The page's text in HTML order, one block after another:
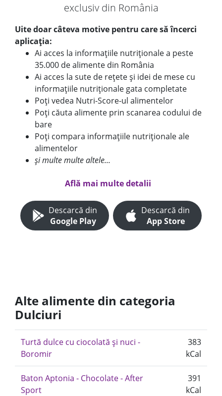
exclusiv din România
Uite doar câteva motive pentru care să încerci
aplicația:
Ai acces la informațiile nutriționale a peste
35.000 de alimente din România
Ai acces la sute de rețete și idei de mese cu
informațiile nutriționale gata completate
Poți vedea Nutri-Score-ul alimentelor
Poți căuta alimente prin scanarea codului de
bare
Poți compara informațiile nutriționale ale
alimentelor
și multe multe altele...
Află mai multe detalii
Descarcă din
Google Play
Descarcă din
App Store
Alte alimente din categoria
Dulciuri
Turtă dulce cu ciocolată și nuci -
Boromir
383
kCal
Baton Aptonia - Chocolate - After
Sport
391
kCal